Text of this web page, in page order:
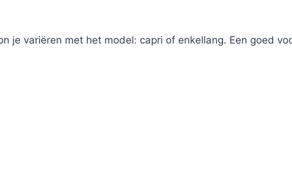
je variëren met het model: capri of enkellang. Een goed